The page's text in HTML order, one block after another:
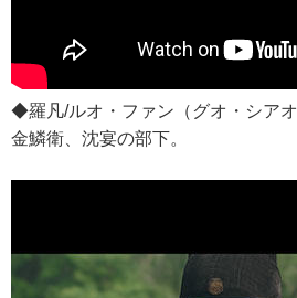
◆羅凡/ルオ・ファン（グオ・シアオ
金鱗衛、沈宴の部下。